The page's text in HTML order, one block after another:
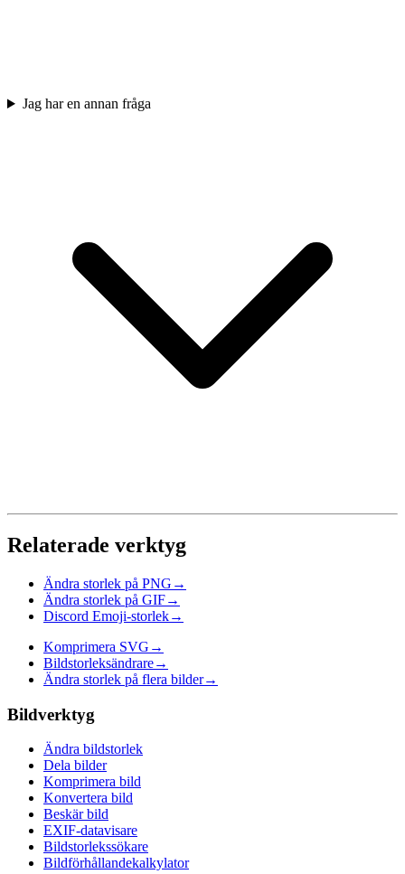
Jag har en annan fråga
Relaterade verktyg
Ändra storlek på PNG →
Ändra storlek på GIF→
Discord Emoji-storlek→
Komprimera SVG →
Bildstorleksändrare→
Ändra storlek på flera bilder→
Bildverktyg
Ändra bildstorlek
Dela bilder
Komprimera bild
Konvertera bild
Beskär bild
EXIF-datavisare
Bildstorlekssökare
Bildförhållandekalkylator